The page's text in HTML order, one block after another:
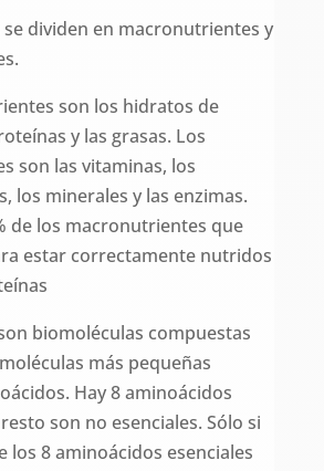
dividen en macronutrientes y
son los hidratos de
y las grasas. Los
son las vitaminas, los
los minerales y las enzimas.
de los macronutrientes que
estar correctamente nutridos
biomoléculas compuestas
más pequeñas
Hay 8 aminoácidos
son no esenciales. Sólo si
los 8 aminoácidos esenciales